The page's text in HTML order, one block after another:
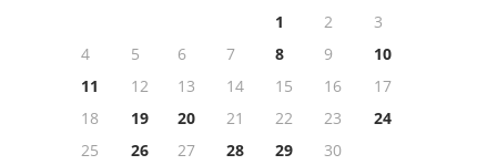
1
2
3
4
5 6 7 8 9
10
11
12 13 14 15 16
17
18
19 20 21 22 23
24
25
26 27 28 29
30